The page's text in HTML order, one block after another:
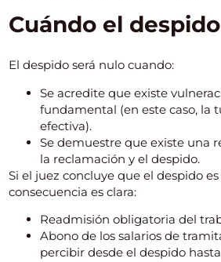
Cuándo el
El despido será nulo cuando:
Se acredite que existe
fundamental (en este caso, la
efectiva).
Se demuestre que existe una
la reclamación y el despido.
Si el juez concluye que el despido
consecuencia es clara:
Readmisión obligatoria del
Abono de los salarios de
percibir desde el despido